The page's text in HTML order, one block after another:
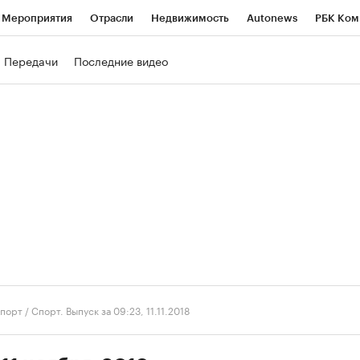
Мероприятия Отрасли Недвижимость Autonews РБК
Передачи Последние видео
/Спорт. Выпуск за 09:23, 11.11.2018